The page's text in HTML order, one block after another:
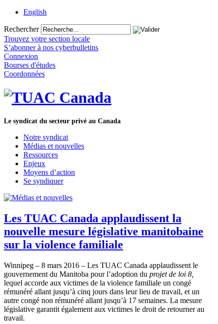
English
Rechercher
Trouvez votre section locale
S’abonner à nos cyberbulletins
Connexion
Bourses d'études
Coordonnées
Le syndicat du secteur privé au Canada
Notre syndicat
Médias et nouvelles
Ressources
Enjeux
Moyens d’action
Se syndiquer
Les TUAC Canada applaudissent la
nouvelle mesure législative manitobaine
sur la violence familiale
Winnipeg – 8 mars 2016 – Les TUAC Canada applaudissent le
gouvernement du Manitoba pour l’adoption du projet de loi 8,
lequel accorde aux victimes de la violence familiale un congé
rémunéré allant jusqu’à cinq jours dans leur lieu de travail, et un
autre congé non rémunéré allant jusqu’à 17 semaines. La mesure
législative garantit également aux victimes le droit de retourner au
travail.